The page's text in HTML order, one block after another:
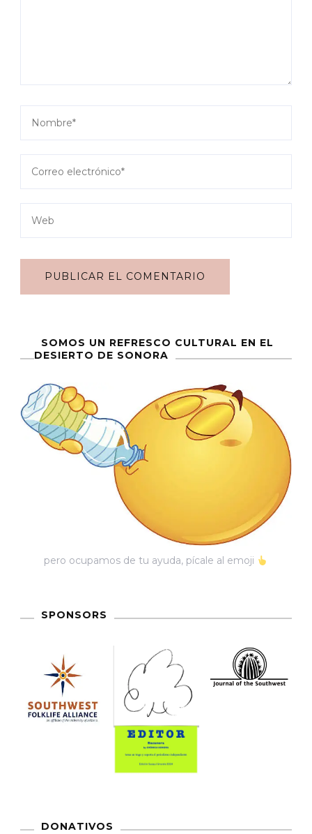
SOMOS UN REFRESCO CULTURAL EN EL
DESIERTO DE SONORA
pero ocupamos de tu ayuda, pícale al emoji
SPONSORS
DONATIVOS